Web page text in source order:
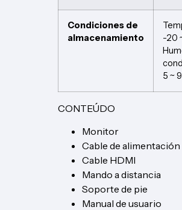
Condiciones de
almacenamiento
-20
5 ~
CONTEÚDO
Monitor
Cable de alimentación
Cable HDMI
Mando a distancia
Soporte de pie
Manual de usuario